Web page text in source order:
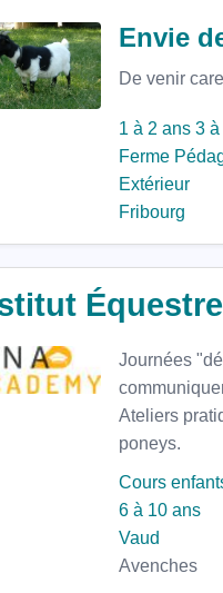
Envie
De venir
1 à 2 ans 3 à
Ferme
Extérieur
Fribourg
Journées
Ateliers
poneys.
Cours
6 à 10 ans
Vaud
Avenches